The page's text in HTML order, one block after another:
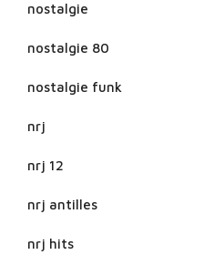
nostalgie
nostalgie 80
nostalgie funk
nrj
nrj 12
nrj antilles
nrj hits